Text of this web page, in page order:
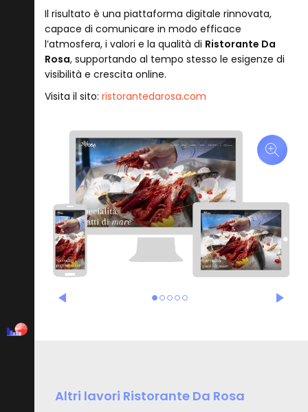
Il risultato è una piattaforma digitale rinnovata,
capace di comunicare in modo efficace
l’atmosfera, i valori e la qualità di Ristorante Da
Rosa, supportando al tempo stesso le esigenze di
visibilità e crescita online.
Visita il sito: ristorantedarosa.com
Altri lavori Ristorante Da Rosa